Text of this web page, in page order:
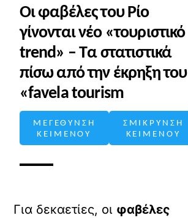
Οι φαβέλες του Ρίο
γίνονται νέο «τουριστικό
trend» – Τα στατιστικά
πίσω από την έκρηξη του
«favela tourism
ΜΕΓΕΘΥΝΣΗ
ΚΕΙΜΕΝΟΥ
ΣΜΙΚΡΥΝΣΗ
ΚΕΙΜΕΝΟΥ
Για δεκαετίες, οι φαβέλες